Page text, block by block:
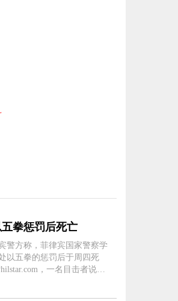
拳惩罚后死亡
方称，菲律宾国家警察学
以五拳的惩罚后于周四死